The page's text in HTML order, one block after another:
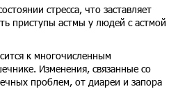
стресса, что заставляет
приступы астмы у людей с астмой
к многочисленным
Изменения, связанные со
проблем, от диареи и запора